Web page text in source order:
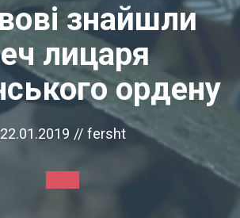
знайшли
лицаря
ордену
22.01.2019 // fersht